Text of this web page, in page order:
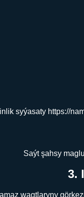
syýasaty https://
Saýt şahsy
3.
wagtlaryny